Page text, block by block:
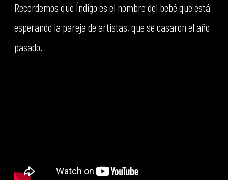
Recordemos que Índigo es el nombre del bebé que está
esperando la pareja de artistas, que se casaron el año
pasado.